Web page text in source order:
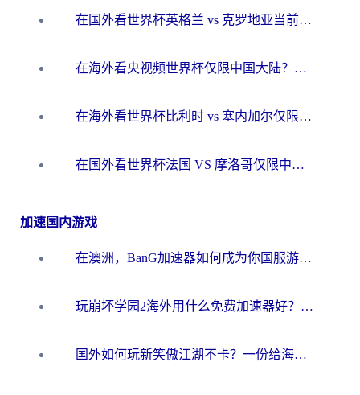
在国外看世界杯英格兰 vs 克罗地亚当前地区不可播放？这篇指南帮你搞定所有海外观赛难题
在海外看央视频世界杯仅限中国大陆？这篇指南帮你解锁中文解说+无卡顿直播
在海外看世界杯比利时 vs 塞内加尔仅限中国大陆？我找到了最流畅的中文解说之路
在国外看世界杯法国 VS 摩洛哥仅限中国大陆？海外党这样看中文解说赛事不卡顿
加速国内游戏
在澳洲，BanG加速器如何成为你国服游戏的“时光机”？
玩崩坏学园2海外用什么免费加速器好？2026海外党亲测国服游戏加速指南
国外如何玩新笑傲江湖不卡？一份给海外游子的终极网络指南